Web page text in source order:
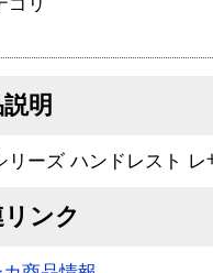
明
リーズ ハンドレスト レ
リンク